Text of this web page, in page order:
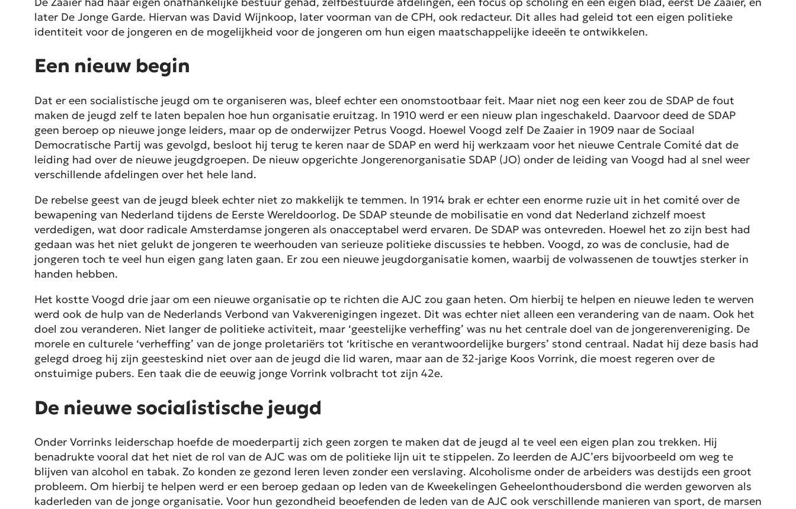
later De Jonge Garde. Hiervan was David Wijnkoop, later voorman van de CPH, ook redacteur. Dit alles had geleid tot een eigen politieke
identiteit voor de jongeren en de mogelijkheid voor de jongeren om hun eigen maatschappelijke ideeën te ontwikkelen.
Een nieuw begin
Dat er een socialistische jeugd om te organiseren was, bleef echter een onomstootbaar feit. Maar niet nog een keer zou de SDAP de fout
maken de jeugd zelf te laten bepalen hoe hun organisatie eruitzag. In 1910 werd er een nieuw plan ingeschakeld. Daarvoor deed de SDAP
geen beroep op nieuwe jonge leiders, maar op de onderwijzer Petrus Voogd. Hoewel Voogd zelf De Zaaier in 1909 naar de Sociaal
Democratische Partij was gevolgd, besloot hij terug te keren naar de SDAP en werd hij werkzaam voor het nieuwe Centrale Comité dat de
leiding had over de nieuwe jeugdgroepen. De nieuw opgerichte Jongerenorganisatie SDAP (JO) onder de leiding van Voogd had al snel weer
verschillende afdelingen over het hele land.
De rebelse geest van de jeugd bleek echter niet zo makkelijk te temmen. In 1914 brak er echter een enorme ruzie uit in het comité over de
bewapening van Nederland tijdens de Eerste Wereldoorlog. De SDAP steunde de mobilisatie en vond dat Nederland zichzelf moest
verdedigen, wat door radicale Amsterdamse jongeren als onacceptabel werd ervaren. De SDAP was ontevreden. Hoewel het zo zijn best had
gedaan was het niet gelukt de jongeren te weerhouden van serieuze politieke discussies te hebben. Voogd, zo was de conclusie, had de
jongeren toch te veel hun eigen gang laten gaan. Er zou een nieuwe jeugdorganisatie komen, waarbij de volwassenen de touwtjes sterker in
handen hebben.
Het kostte Voogd drie jaar om een nieuwe organisatie op te richten die AJC zou gaan heten. Om hierbij te helpen en nieuwe leden te werven
werd ook de hulp van de Nederlands Verbond van Vakverenigingen ingezet. Dit was echter niet alleen een verandering van de naam. Ook het
doel zou veranderen. Niet langer de politieke activiteit, maar ‘geestelijke verheffing’ was nu het centrale doel van de jongerenvereniging. De
morele en culturele ‘verheffing’ van de jonge proletariërs tot ‘kritische en verantwoordelijke burgers’ stond centraal. Nadat hij deze basis had
gelegd droeg hij zijn geesteskind niet over aan de jeugd die lid waren, maar aan de 32-jarige Koos Vorrink, die moest regeren over de
onstuimige pubers. Een taak die de eeuwig jonge Vorrink volbracht tot zijn 42e.
De nieuwe socialistische jeugd
Onder Vorrinks leiderschap hoefde de moederpartij zich geen zorgen te maken dat de jeugd al te veel een eigen plan zou trekken. Hij
benadrukte vooral dat het niet de rol van de AJC was om de politieke lijn uit te stippelen. Zo leerden de AJC’ers bijvoorbeeld om weg te
blijven van alcohol en tabak. Zo konden ze gezond leren leven zonder een verslaving. Alcoholisme onder de arbeiders was destijds een groot
probleem. Om hierbij te helpen werd er een beroep gedaan op leden van de Kweekelingen Geheelonthoudersbond die werden geworven als
kaderleden van de jonge organisatie. Voor hun gezondheid beoefenden de leden van de AJC ook verschillende manieren van sport, de marsen